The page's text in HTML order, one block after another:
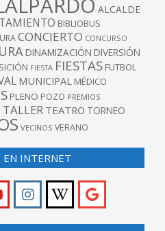
ALCALDE
BIBLIOBUS
CONCIERTO CONCURSO
DINAMIZACIÓN DIVERSIÓN
FIESTA FIESTAS FUTBOL
MUNICIPAL MÉDICO
PLENO POZO PREMIOS
TALLER TEATRO TORNEO
VECINOS VERANO
EN INTERNET